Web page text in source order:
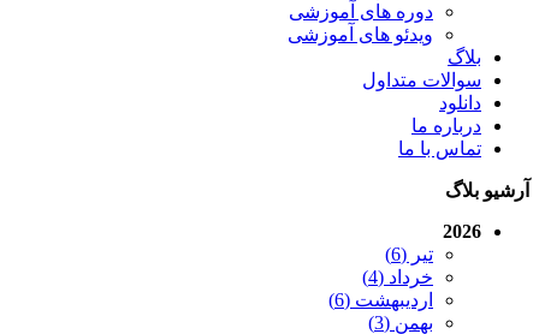
دوره های آموزشی
ویدئو های آموزشی
بلاگ
سوالات متداول
دانلود
درباره ما
تماس با ما
آرشیو بلاگ
2026
تیر (6)
خرداد (4)
اردیبهشت (6)
بهمن (3)